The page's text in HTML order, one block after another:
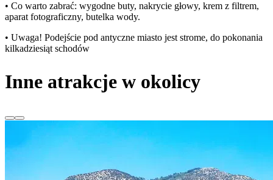
• Co warto zabrać: wygodne buty, nakrycie głowy, krem z filtrem,
aparat fotograficzny, butelka wody.
• Uwaga! Podejście pod antyczne miasto jest strome, do pokonania
kilkadziesiąt schodów
Inne atrakcje w okolicy